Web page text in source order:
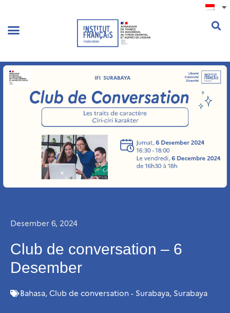
Desember 6, 2024
Club de conversation – 6
Desember
Bahasa, Club de conversation - Surabaya, Surabaya